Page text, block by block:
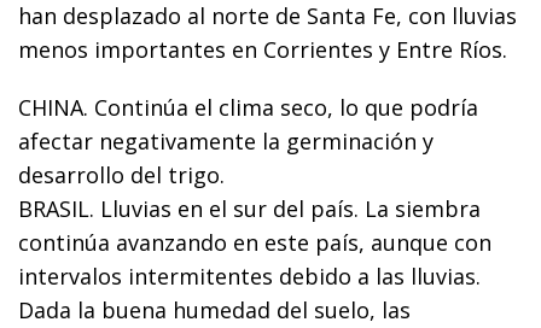
han desplazado al norte de Santa Fe, con lluvias
menos importantes en Corrientes y Entre Ríos.
CHINA. Continúa el clima seco, lo que podría
afectar negativamente la germinación y
desarrollo del trigo.
BRASIL. Lluvias en el sur del país. La siembra
continúa avanzando en este país, aunque con
intervalos intermitentes debido a las lluvias.
Dada la buena humedad del suelo, las